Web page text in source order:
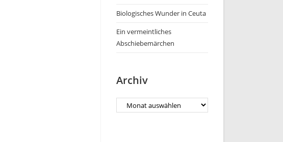
Biologisches Wunder in Ceuta
Ein vermeintliches
Abschiebemärchen
Archiv
Archiv